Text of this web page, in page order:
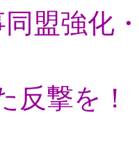
盟強化
反撃を！